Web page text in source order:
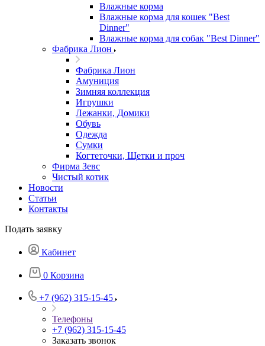
Влажные корма
Влажные корма для кошек "Best
Dinner"
Влажные корма для собак "Best Dinner"
Фабрика Лион
Фабрика Лион
Амуниция
Зимняя коллекция
Игрушки
Лежанки, Домики
Обувь
Одежда
Сумки
Когтеточки, Щетки и проч
Фирма Зевс
Чистый котик
Новости
Статьи
Контакты
Подать заявку
Кабинет
0 Корзина
+7 (962) 315-15-45
Телефоны
+7 (962) 315-15-45
Заказать звонок